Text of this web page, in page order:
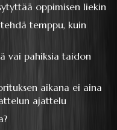
oppimisen liekin
temppu, kuin
vai pahiksia taidon
aikana ei aina
ajattelu